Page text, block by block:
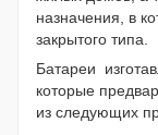
назначения, в
закрытого типа.
Батареи
которые
из следующих